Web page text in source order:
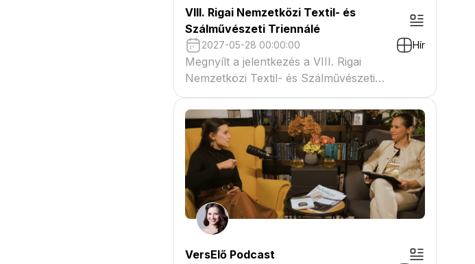
VIII. Rigai Nemzetközi Textil- és
Szálművészeti Triennálé
2027-05-28 00:00:00 Hír
Megnyílt a jelentkezés a VIII. Rigai
Nemzetközi Textil- és Szálművészeti
Triennáléra
VersElő Podcast